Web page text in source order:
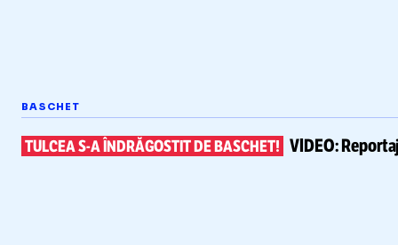
BASCHET
TULCEAS-AÎNDRĂGOSTIT DE BASCHET! VIDEO: